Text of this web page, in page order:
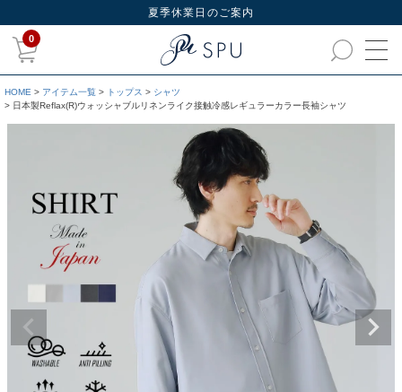
夏季休業日のご案内
0
HOME アイテム一覧 トップス
シャツ
日本製Reflax(R)ウォッシャブルリネンライク接触冷感レギュラーカラー長袖シャツ